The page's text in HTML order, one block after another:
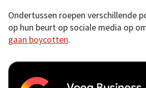
Ondertussen roepen verschillende
op hun beurt op sociale media op
gaan boycotten.